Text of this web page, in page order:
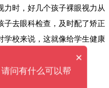
力时，好几个孩子裸眼视力从
子去眼科检查，及时配了矫正
学校来说，这就像给学生健康
早干预。
×
问有什么可以帮